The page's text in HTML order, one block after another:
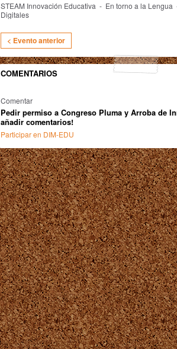
STEAM Innovación Educativa - En torno a la
Digitales
< Evento anterior
COMENTARIOS
Comentar
Pedir permiso a Congreso Pluma y Arroba de
añadir comentarios!
Participar en DIM-EDU